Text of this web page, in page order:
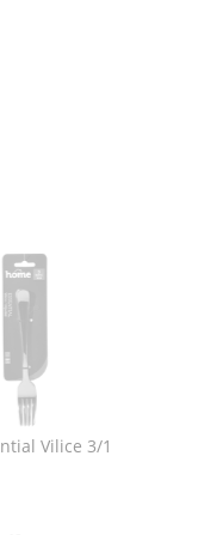
Vilice 3/1